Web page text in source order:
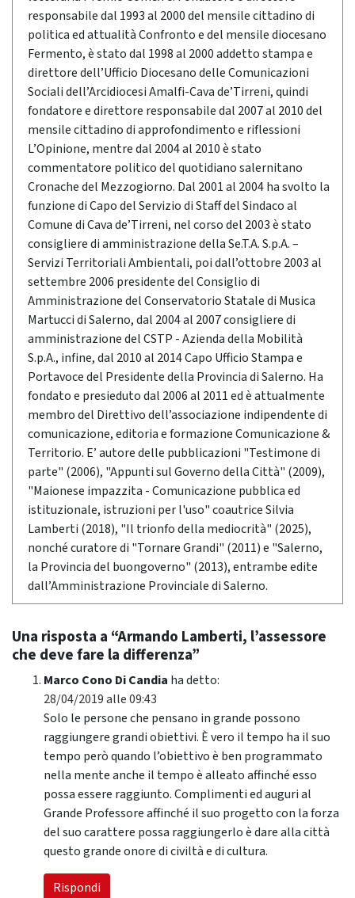
responsabile dal 1993 al 2000 del mensile cittadino di
politica ed attualità Confronto e del mensile diocesano
Fermento, è stato dal 1998 al 2000 addetto stampa e
direttore dell’Ufficio Diocesano delle Comunicazioni
Sociali dell’Arcidiocesi Amalfi-Cava de’Tirreni, quindi
fondatore e direttore responsabile dal 2007 al 2010 del
mensile cittadino di approfondimento e riflessioni
L’Opinione, mentre dal 2004 al 2010 è stato
commentatore politico del quotidiano salernitano
Cronache del Mezzogiorno. Dal 2001 al 2004 ha svolto la
funzione di Capo del Servizio di Staff del Sindaco al
Comune di Cava de’Tirreni, nel corso del 2003 è stato
consigliere di amministrazione della Se.T.A. S.p.A. –
Servizi Territoriali Ambientali, poi dall’ottobre 2003 al
settembre 2006 presidente del Consiglio di
Amministrazione del Conservatorio Statale di Musica
Martucci di Salerno, dal 2004 al 2007 consigliere di
amministrazione del CSTP - Azienda della Mobilità
S.p.A., infine, dal 2010 al 2014 Capo Ufficio Stampa e
Portavoce del Presidente della Provincia di Salerno. Ha
fondato e presieduto dal 2006 al 2011 ed è attualmente
membro del Direttivo dell’associazione indipendente di
comunicazione, editoria e formazione Comunicazione &
Territorio. E’ autore delle pubblicazioni "Testimone di
parte" (2006), "Appunti sul Governo della Città" (2009),
"Maionese impazzita - Comunicazione pubblica ed
istituzionale, istruzioni per l'uso" coautrice Silvia
Lamberti (2018), "Il trionfo della mediocrità" (2025),
nonché curatore di "Tornare Grandi" (2011) e "Salerno,
la Provincia del buongoverno" (2013), entrambe edite
dall’Amministrazione Provinciale di Salerno.
Una risposta a “Armando Lamberti, l’assessore
che deve fare la differenza”
Marco Cono Di Candia ha detto:
28/04/2019 alle 09:43
Solo le persone che pensano in grande possono
raggiungere grandi obiettivi. È vero il tempo ha il suo
tempo però quando l’obiettivo è ben programmato
nella mente anche il tempo è alleato affinché esso
possa essere raggiunto. Complimenti ed auguri al
Grande Professore affinché il suo progetto con la forza
del suo carattere possa raggiungerlo è dare alla città
questo grande onore di civiltà e di cultura.
Rispondi